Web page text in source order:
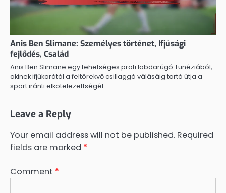
Anis Ben Slimane: Személyes történet, Ifjúsági
fejlődés, Család
Anis Ben Slimane egy tehetséges profi labdarúgó Tunéziából,
akinek ifjúkorától a feltörekvő csillaggá válásáig tartó útja a
sport iránti elkötelezettségét…
Leave a Reply
Your email address will not be published. Required
fields are marked *
Comment *